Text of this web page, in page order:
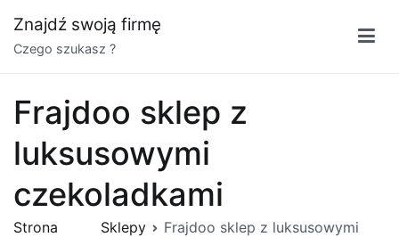
do
treści
Znajdź swoją firmę
Czego szukasz ?
Frajdoo sklep z
luksusowymi
czekoladkami
Strona
Sklepy
Frajdoo sklep z luksusowymi